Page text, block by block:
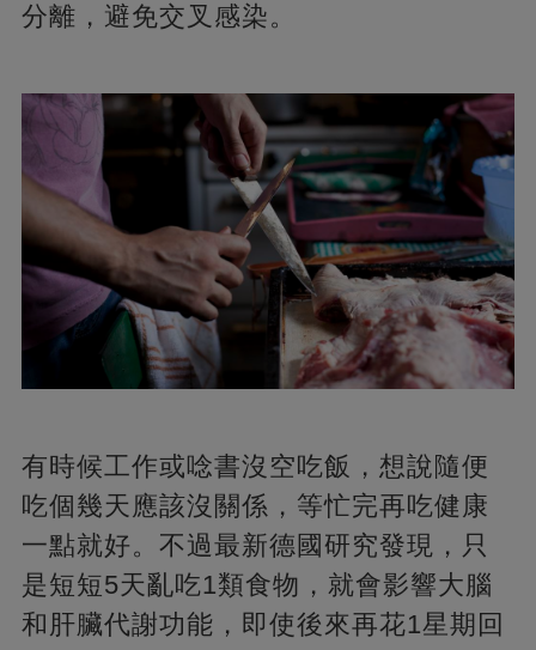
分離，避免交叉感染。
有時候工作或唸書沒空吃飯，想說隨便
吃個幾天應該沒關係，等忙完再吃健康
一點就好。不過最新德國研究發現，只
是短短5天亂吃1類食物，就會影響大腦
和肝臟代謝功能，即使後來再花1星期回